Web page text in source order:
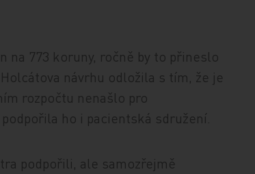
na 773 koruny, ročně by to přineslo
návrhu odložila s tím, že je
rozpočtu nenašlo pro
ho i pacientská sdružení.
podpořili, ale samozřejmě